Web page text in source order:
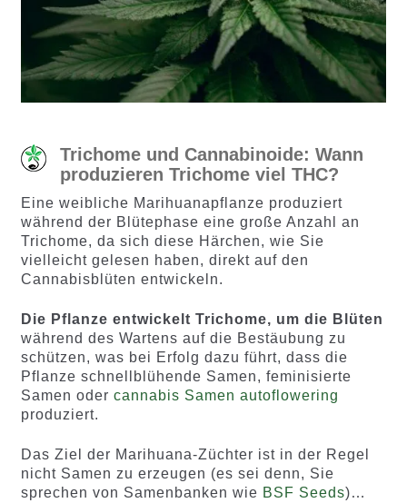
Trichome und Cannabinoide: Wann
produzieren Trichome viel THC?
Eine weibliche Marihuanapflanze produziert
während der Blütephase eine große Anzahl an
Trichome, da sich diese Härchen, wie Sie
vielleicht gelesen haben, direkt auf den
Cannabisblüten entwickeln.
Die Pflanze entwickelt Trichome, um die Blüten
während des Wartens auf die Bestäubung zu
schützen, was bei Erfolg dazu führt, dass die
Pflanze schnellblühende Samen, feminisierte
Samen oder cannabis Samen autoflowering
produziert.
Das Ziel der Marihuana-Züchter ist in der Regel
nicht Samen zu erzeugen (es sei denn, Sie
sprechen von Samenbanken wie BSF Seeds)…